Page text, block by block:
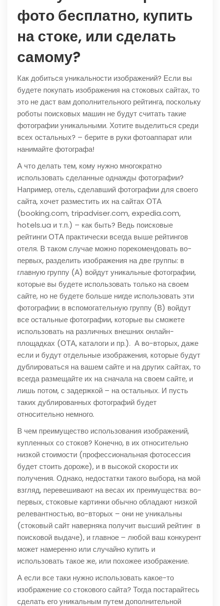
фото бесплатно, купить
на стоке, или сделать
самому?
Как добиться уникальности изображений? Если вы
будете покупать изображения на стоковых сайтах, то
это не даст вам дополнительного рейтинга, поскольку
роботы поисковых машин не будут считать такие
фотографии уникальными. Хотите выделиться среди
всех остальных? – берите в руки фотоаппарат или
нанимайте фотографа!
А что делать тем, кому нужно многократно
использовать сделанные однажды фотографии?
Например, отель, сделавший фотографии для своего
сайта, хочет разместить их на сайтах ОТА
(booking.com, tripadviser.com, expedia.com,
hotels.ua и т.п.) – как быть? Ведь поисковые
рейтинги ОТА практически всегда выше рейтингов
отеля. В таком случае можно порекомендовать во-
первых, разделить изображения на две группы: в
главную группу (А) войдут уникальные фотографии,
которые вы будете использовать только на своем
сайте, но не будете больше нигде использовать эти
фотографии; в вспомогательную группу (В) войдут
все остальные фотографии, которые вы сможете
использовать на различных внешних онлайн-
площадках (ОТА, каталоги и пр.). А во-вторых, даже
если и будут отдельные изображения, которые будут
дублироваться на вашем сайте и на других сайтах, то
всегда размещайте их на сначала на своем сайте, и
лишь потом, с задержкой – на остальных. И пусть
таких дублированных фотографий будет
относительно немного.
В чем преимущество использования изображений,
купленных со стоков? Конечно, в их относительно
низкой стоимости (профессиональная фотосессия
будет стоить дороже), и в высокой скорости их
получения. Однако, недостатки такого выбора, на мой
взгляд, перевешивают на весах их преимущества: во-
первых, стоковые картинки обычно обладают низкой
релевантностью, во-вторых – они не уникальны
(стоковый сайт наверняка получит высший рейтинг в
поисковой выдаче), и главное – любой ваш конкурент
может намеренно или случайно купить и
использовать такое же, или похожее изображение.
А если все таки нужно использовать какое-то
изображение со стокового сайта? Тогда постарайтесь
сделать его уникальным путем дополнительной